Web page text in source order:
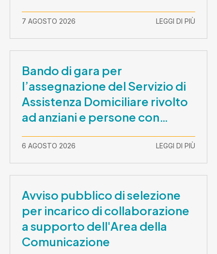
7 AGOSTO 2026 LEGGI DI PIÙ
Bando di gara per
l’assegnazione del Servizio di
Assistenza Domiciliare rivolto
ad anziani e persone con
2026-30 settembre 2029
6 AGOSTO 2026 LEGGI DI PIÙ
Avviso pubblico di selezione
per incarico di collaborazione
a supporto dell'Area della
Comunicazione